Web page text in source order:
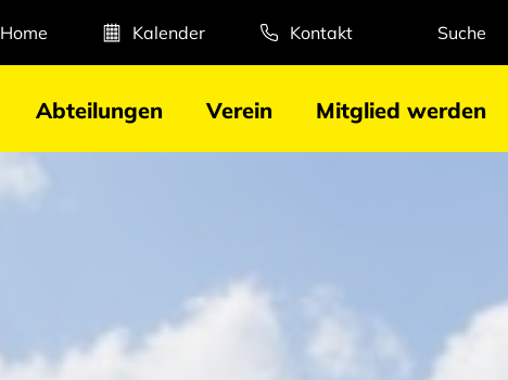
Home Kalender Kontakt Suche
Abteilungen Verein Mitglied werden